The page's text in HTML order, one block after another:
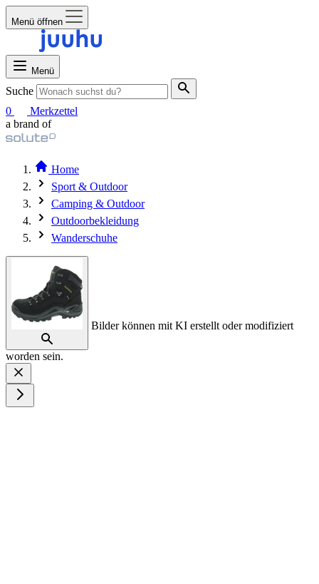
Menü öffnen
Menü
Suche
0
Merkzettel
a brand of
Home
Sport & Outdoor
Camping & Outdoor
Outdoorbekleidung
Wanderschuhe
Bilder können mit KI erstellt oder modifiziert
worden sein.